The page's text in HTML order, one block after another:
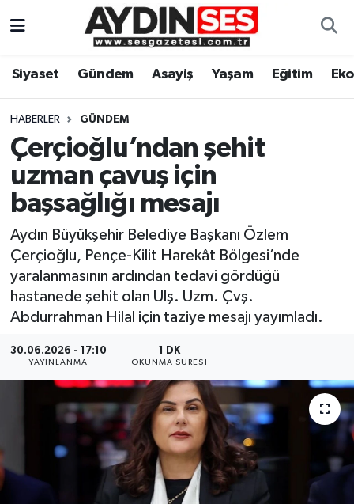
Siyaset Gündem Asayiş Yaşam Eğitim
HABERLER GÜNDEM
Çerçioğlu’ndan şehit
uzman çavuş için
başsağlığı mesajı
Aydın Büyükşehir Belediye Başkanı Özlem
Çerçioğlu, Pençe-Kilit Harekât Bölgesi’nde
yaralanmasının ardından tedavi gördüğü
hastanede şehit olan Ulş. Uzm. Çvş.
Abdurrahman Hilal için taziye mesajı yayımladı.
30.06.2026 - 17:10
YAYINLANMA
1 DK
OKUNMA SÜRESI
Gündem
Siyaset
Ekonomi
Yaşam
Eğitim
Kültür Sanat
Aydın Hava Durumu
Aydin Namaz Vakitleri
Aydın Trafik Yoğunluk Haritası
Süper Lig Puan Durumu ve Fikstür
Tüm Manşetler
Son Dakika Haberleri
Haber Arşivi